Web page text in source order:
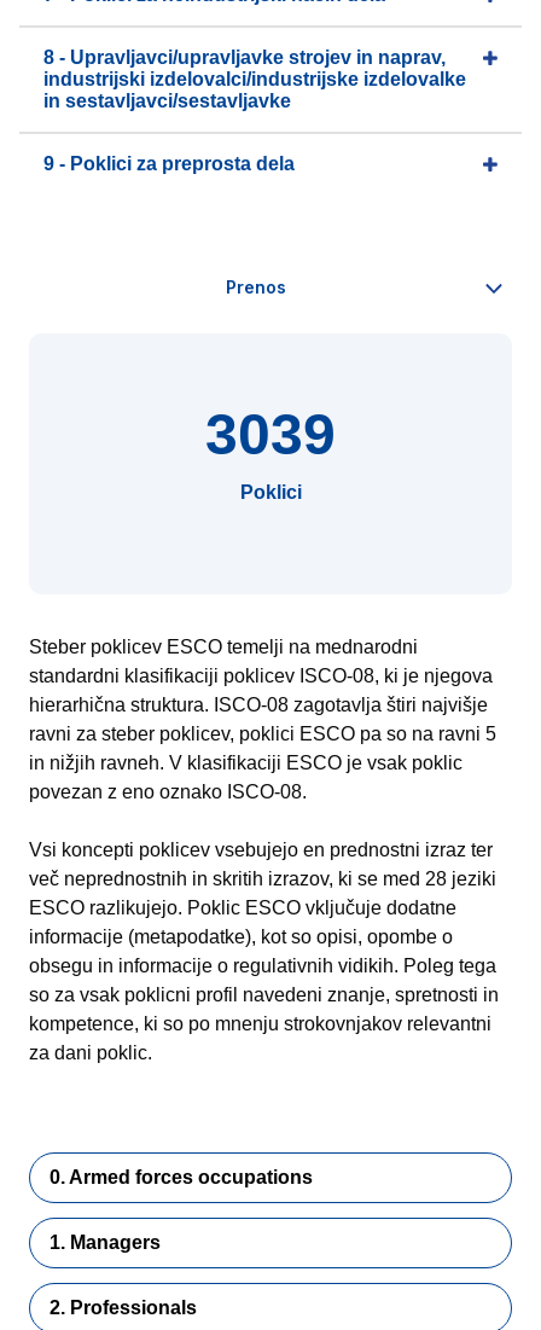
8 - Upravljavci/upravljavke strojev in naprav,
industrijski izdelovalci/industrijske izdelovalke
in sestavljavci/sestavljavke
9 - Poklici za preprosta dela
3039
Poklici
Steber poklicev ESCO temelji na mednarodni
standardni klasifikaciji poklicev ISCO-08, ki je njegova
hierarhična struktura. ISCO-08 zagotavlja štiri najvišje
ravni za steber poklicev, poklici ESCO pa so na ravni 5
in nižjih ravneh. V klasifikaciji ESCO je vsak poklic
povezan z eno oznako ISCO-08.
Vsi koncepti poklicev vsebujejo en prednostni izraz ter
več neprednostnih in skritih izrazov, ki se med 28 jeziki
ESCO razlikujejo. Poklic ESCO vključuje dodatne
informacije (metapodatke), kot so opisi, opombe o
obsegu in informacije o regulativnih vidikih. Poleg tega
so za vsak poklicni profil navedeni znanje, spretnosti in
kompetence, ki so po mnenju strokovnjakov relevantni
za dani poklic.
0. Armed forces occupations
1. Managers
2. Professionals